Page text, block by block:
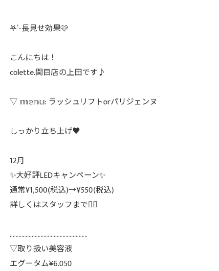
𖤐′-長見せ効果🩷
こんにちは！
colette.関目店の上田です♪
▽ 𝕞𝕖𝕟𝕦: ラッシュリフトorパリジェンヌ
しっかり立ち上げ♥️
12月
✨大好評LEDキャンペーン✨
通常¥1,500(税込)→¥550(税込)
詳しくはスタッフまで💁‍♀️
.....................................................
▽取り扱い美容液
エグータム¥6.050